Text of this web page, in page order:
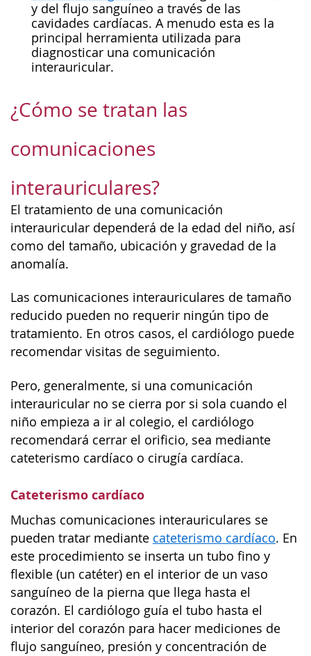
y del flujo sanguíneo a través de las
cavidades cardíacas. A menudo esta es la
principal herramienta utilizada para
diagnosticar una comunicación
interauricular.
¿Cómo se tratan las
comunicaciones
interauriculares?
El tratamiento de una comunicación
interauricular dependerá de la edad del niño, así
como del tamaño, ubicación y gravedad de la
anomalía.
Las comunicaciones interauriculares de tamaño
reducido pueden no requerir ningún tipo de
tratamiento. En otros casos, el cardiólogo puede
recomendar visitas de seguimiento.
Pero, generalmente, si una comunicación
interauricular no se cierra por si sola cuando el
niño empieza a ir al colegio, el cardiólogo
recomendará cerrar el orificio, sea mediante
cateterismo cardíaco o cirugía cardíaca.
Cateterismo cardíaco
Muchas comunicaciones interauriculares se
pueden tratar mediante cateterismo cardíaco. En
este procedimiento se inserta un tubo fino y
flexible (un catéter) en el interior de un vaso
sanguíneo de la pierna que llega hasta el
corazón. El cardiólogo guía el tubo hasta el
interior del corazón para hacer mediciones de
flujo sanguíneo, presión y concentración de